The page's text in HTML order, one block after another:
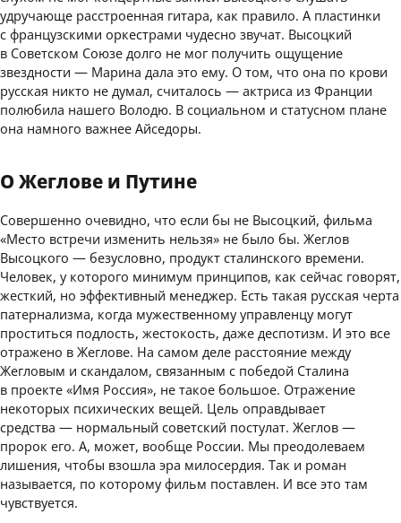
удручающе расстроенная гитара, как правило. А пластинки
с французскими оркестрами чудесно звучат. Высоцкий
в Советском Союзе долго не мог получить ощущение
звездности — Марина дала это ему. О том, что она по крови
русская никто не думал, считалось — актриса из Франции
полюбила нашего Володю. В социальном и статусном плане
она намного важнее Айседоры.
О Жеглове и Путине
Совершенно очевидно, что если бы не Высоцкий, фильма
«Место встречи изменить нельзя» не было бы. Жеглов
Высоцкого — безусловно, продукт сталинского времени.
Человек, у которого минимум принципов, как сейчас говорят,
жесткий, но эффективный менеджер. Есть такая русская черта
патернализма, когда мужественному управленцу могут
проститься подлость, жестокость, даже деспотизм. И это все
отражено в Жеглове. На самом деле расстояние между
Жегловым и скандалом, связанным с победой Сталина
в проекте «Имя Россия», не такое большое. Отражение
некоторых психических вещей. Цель оправдывает
средства — нормальный советский постулат. Жеглов —
пророк его. А, может, вообще России. Мы преодолеваем
лишения, чтобы взошла эра милосердия. Так и роман
называется, по которому фильм поставлен. И все это там
чувствуется.